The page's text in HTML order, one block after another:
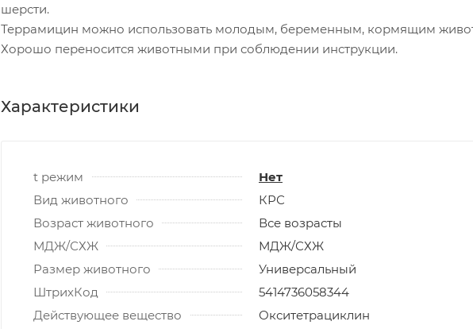
шерсти.
Террамицин можно использовать молодым, беременным, кормящим
Хорошо переносится животными при соблюдении инструкции.
Характеристики
t режим
Нет
Вид животного
КРС
Возраст животного
Все возрасты
МДЖ/СХЖ
МДЖ/СХЖ
Размер животного
Универсальный
ШтрихКод
5414736058344
Действующее вещество
Окситетрациклин